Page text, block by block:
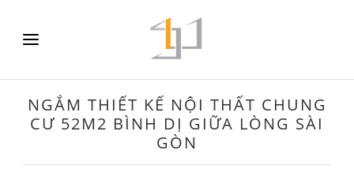
NGẮM THIẾT KẾ NỘI THẤT CHUNG
CƯ 52M2 BÌNH DỊ GIỮA LÒNG SÀI
GÒN